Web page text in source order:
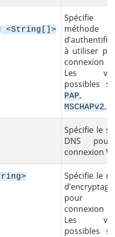
<String[]>
méthode
à utiliser
connexion
Les
possibles
PAP,
MSCHAPv2,
Spécifie le
DNS
connexion
Spécifie le
d’encryptage
pour
connexion
Les
possibles